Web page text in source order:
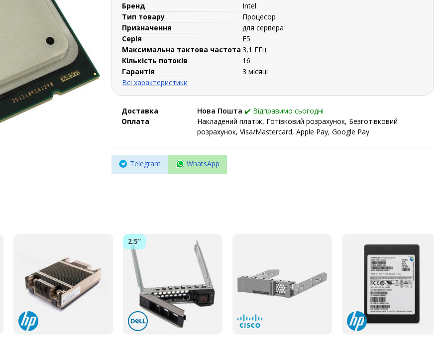
Бренд
Intel
Тип товару
Процесор
Призначення
для сервера
Серія
E5
Максимальна тактова частота 3,1 ГГц
Кількість потоків
16
Гарантія
3 місяці
Всі характеристики
Доставка Нова Пошта ✔️ Відправимо сьогодні
Оплата
Накладений платіж, Готівковий розрахунок, Безготівковий
розрахунок, Visa/Mastercard, Apple Pay, Google Pay
Telegram WhatsApp
2.5"